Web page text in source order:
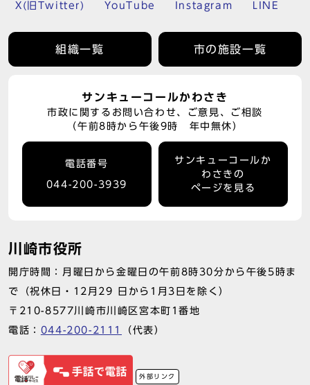
X(旧Twitter) YouTube Instagram LINE
組織一覧 市の施設一覧
サンキューコールかわさき
市政に関するお問い合わせ、ご意見、ご相談
（午前8時から午後9時 年中無休）
電話番号
044-200-3939
サンキューコールか
わさきの
ページを見る
川崎市役所
開庁時間：月曜日から金曜日の午前8時30分から午後5時ま
で（祝休日・12月29 日から1月3日を除く）
〒210-8577川崎市川崎区宮本町1番地
電話： 044-200-2111 （代表）
外部リンク